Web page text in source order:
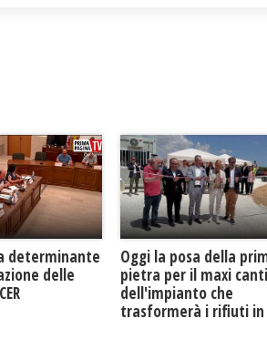
determinante
delle
Oggi la posa della
pietra per il maxi
dell'impianto che
trasformerà i rifiuti in